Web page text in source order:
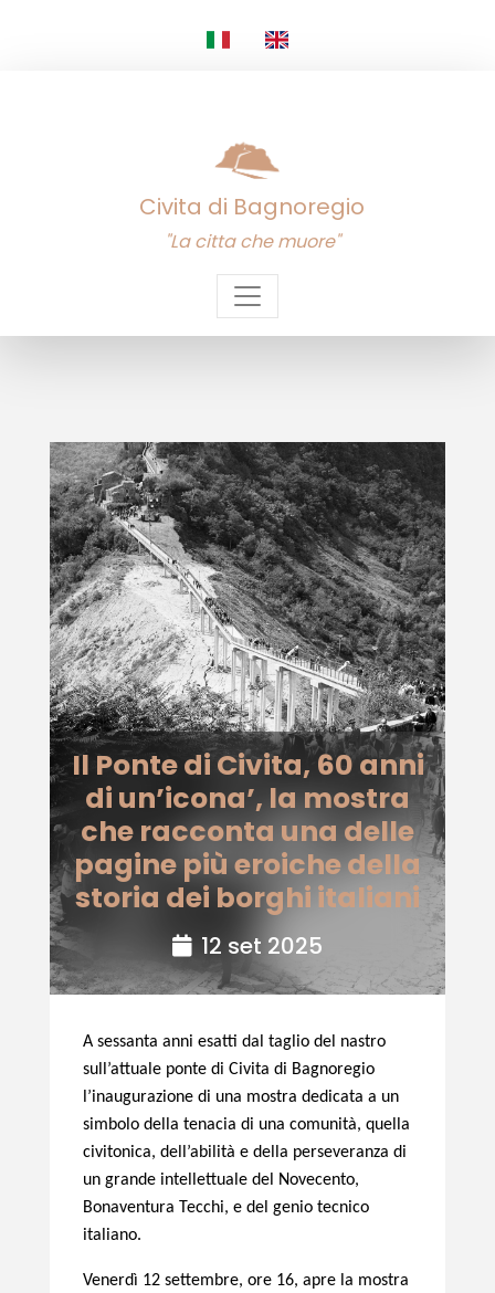
Civita di Bagnoregio
"La citta che muore"
Il Ponte di Civita, 60 anni
di un’icona’, la mostra
che racconta una delle
pagine più eroiche della
storia dei borghi italiani
12 set 2025
A sessanta anni esatti dal taglio del nastro
sull’attuale ponte di Civita di Bagnoregio
l’inaugurazione di una mostra dedicata a un
simbolo della tenacia di una comunità, quella
civitonica, dell’abilità e della perseveranza di
un grande intellettuale del Novecento,
Bonaventura Tecchi, e del genio tecnico
italiano.
Venerdì 12 settembre, ore 16, apre la mostra